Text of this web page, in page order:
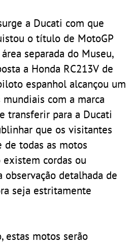
a Ducati com que
o título de MotoGP
separada do Museu,
a Honda RC213V de
espanhol alcançou um
com a marca
transferir para a Ducati
que os visitantes
de todas as motos
existem cordas ou
detalhada de
seja estritamente
estas motos serão